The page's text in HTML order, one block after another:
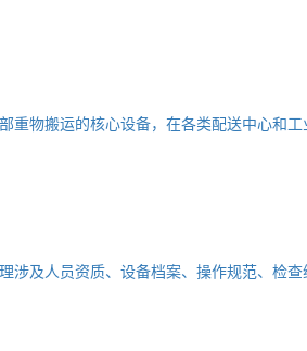
物搬运的核心设备，在各类配送中心和
及人员资质、设备档案、操作规范、检